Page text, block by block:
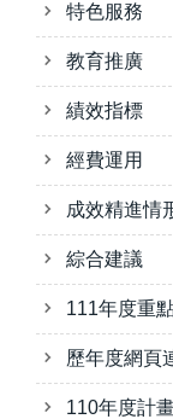
特色服務
教育推廣
績效指標
經費運用
成效精進情
綜合建議
111年度重
歷年度網頁
110年度計